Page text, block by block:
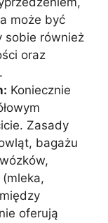
może być
sobie również
oraz
Koniecznie
Zasady
bagażu
oferują